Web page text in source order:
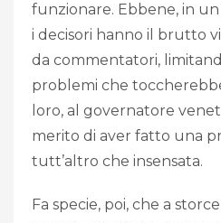
funzionare. Ebbene, in un
i decisori hanno il brutto
da commentatori,
problemi che
loro, al governatore
merito di aver fatto una
tutt’altro che insensata.
Fa specie, poi, che a